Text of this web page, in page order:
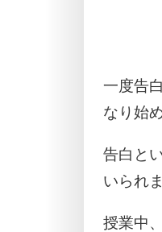
一度告
なり始
告白と
いられ
授業中